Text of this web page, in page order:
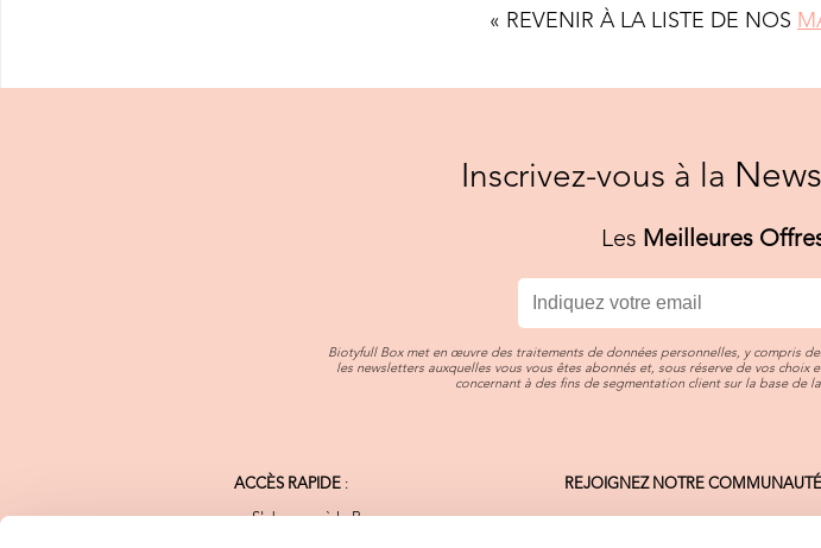
« REVENIR À LA LISTE DE NOS
Inscrivez-vous à la
Les Meilleures
Biotyfull Box met en œuvre des traitements de données personnelles, y compris
les newsletters auxquelles vous vous êtes abonnés et, sous réserve de vos
concernant à des fins de segmentation client sur la base de
ACCÈS RAPIDE :
S'abonner à la Box
REJOIGNEZ NOTRE